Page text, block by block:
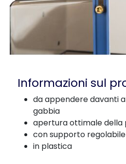
Informazioni sul
da appendere davanti
gabbia
apertura ottimale della
con supporto regolabile
in plastica